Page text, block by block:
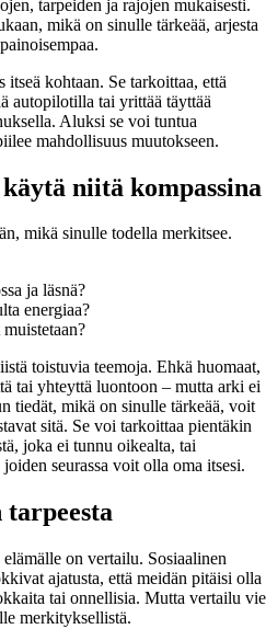
tarpeiden ja rajojen mukaisesti.
mikä on sinulle tärkeää, arjesta
kohtaan. Se tarkoittaa, että
autopilotilla tai yrittää täyttää
Aluksi se voi tuntua
mahdollisuus muutokseen.
niitä kompassina
mikä sinulle todella merkitsee.
ja läsnä?
energiaa?
toistuvia teemoja. Ehkä huomaat,
tai yhteyttä luontoon – mutta arki ei
tiedät, mikä on sinulle tärkeää, voit
sitä. Se voi tarkoittaa pientäkin
joka ei tunnu oikealta, tai
seurassa voit olla oma itsesi.
on vertailu. Sosiaalinen
ajatusta, että meidän pitäisi olla
tai onnellisia. Mutta vertailu vie
merkityksellistä.